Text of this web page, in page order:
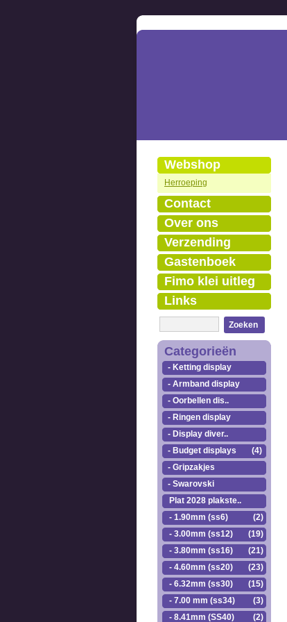
Webshop
Herroeping
Contact
Over ons
Verzending
Gastenboek
Fimo klei uitleg
Links
Zoeken
Categorieën
- Ketting display
- Armband display
- Oorbellen dis..
- Ringen display
- Display diver..
- Budget displays
(4)
- Gripzakjes
- Swarovski
Plat 2028 plakste..
- 1.90mm (ss6)
(2)
- 3.00mm (ss12)
(19)
- 3.80mm (ss16)
(21)
- 4.60mm (ss20)
(23)
- 6.32mm (ss30)
(15)
- 7.00 mm (ss34)
(3)
- 8.41mm (SS40)
(2)